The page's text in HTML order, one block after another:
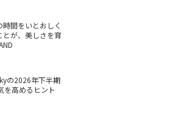
間をいとおしく
とが、美しさを育
の2026年下半期
を高めるヒント